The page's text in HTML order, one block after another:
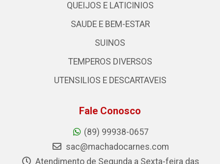
QUEIJOS E LATICINIOS
SAUDE E BEM-ESTAR
SUINOS
TEMPEROS DIVERSOS
UTENSILIOS E DESCARTAVEIS
Fale Conosco
(89) 99938-0657
sac@machadocarnes.com
Atendimento de Segunda a Sexta-feira das